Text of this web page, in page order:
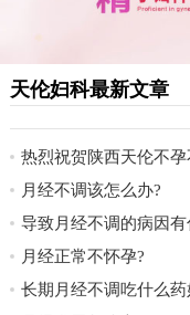
天伦妇科最新文章
月经不调该怎么办?
导致月经不调的病因有
月经正常不怀孕?
长期月经不调吃什么药